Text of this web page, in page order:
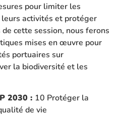
pour limiter les
activités et protéger
cette session, nous ferons
mises en œuvre pour
portuaires sur
la biodiversité et les
2030 : 10 Protéger la
de vie